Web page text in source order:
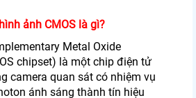
ảnh CMOS là gì?
Metal Oxide
chipset) là một chip điện tử
camera quan sát có nhiệm vụ
ánh sáng thành tín hiệu